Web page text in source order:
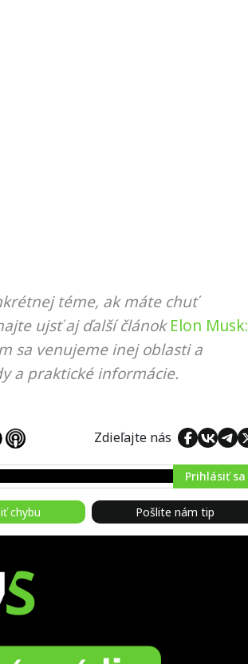
téme, ak máte chuť
ujsť aj ďalší článok Elon Musk:
sa venujeme inej oblasti a
a praktické informácie.
Zdieľajte nás
Prihlásiť sa
chybu Pošlite nám tip